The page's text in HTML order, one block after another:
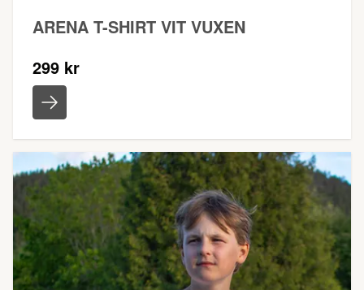
ARENA T-SHIRT VIT VUXEN
299 kr